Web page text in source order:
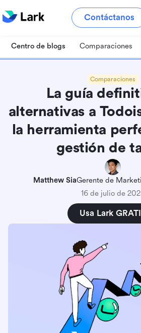
Contáctanos
Centro de blogs Comparaciones
Comparaciones
La guía
alternativas a
la herramienta
gestión de
Matthew SiaGerente de
16 de julio de
Usa Lark